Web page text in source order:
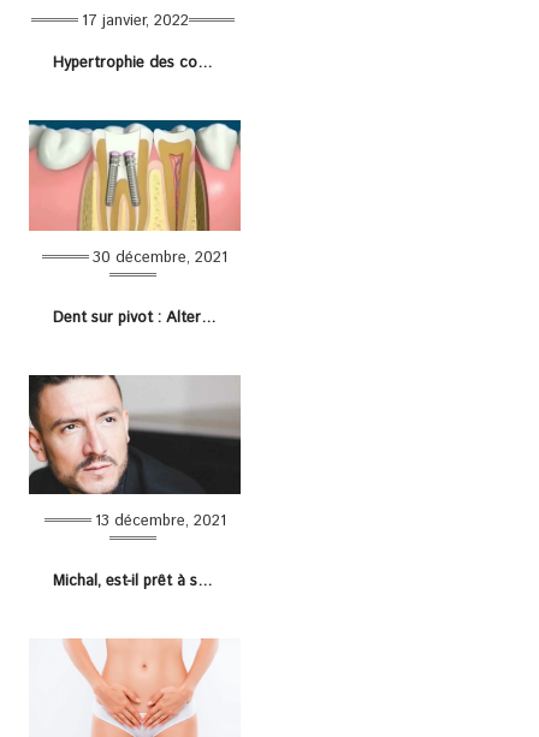
17 janvier, 2022
Hypertrophie des cornets nasaux : causes, symptômes et traitements
30 décembre, 2021
Dent sur pivot : Alternative pour remplacer une dent abîmée
13 décembre, 2021
Michal, est-il prêt à subir une chirurgie esthétique ? Voici sa réponse !